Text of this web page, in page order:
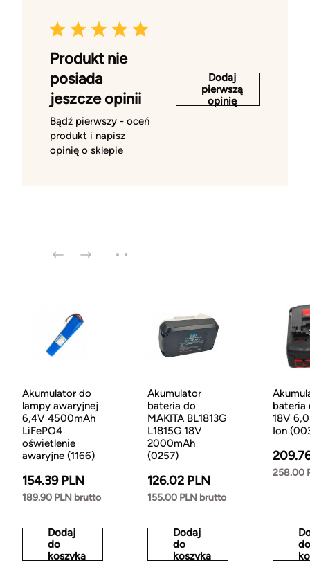
Produkt nie
posiada
jeszcze opinii
Bądź pierwszy - oceń
produkt i napisz
opinię o sklepie
Dodaj
pierwszą
opinię
Akumulator do
lampy awaryjnej
6,4V 4500mAh
LiFePO4
oświetlenie
awaryjne (1166)
154.39 PLN
189.90 PLN brutto
Dodaj
do
koszyka
Akumulator
bateria do
MAKITA BL1813G
L1815G 18V
2000mAh
(0257)
126.02 PLN
155.00 PLN brutto
Dodaj
do
koszyka
bateria
18V
Ion
258.00
do